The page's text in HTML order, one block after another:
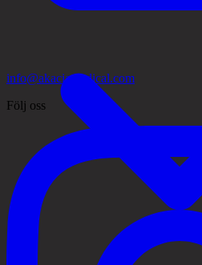
info@akaciamedical.com
Följ oss